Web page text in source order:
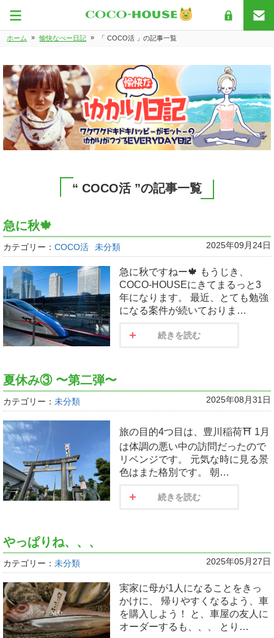
ホーム » 愉快なぺー日記 » 「 COCO活 」の記事一覧
“ COCO活 ”の記事一覧
急に秋🍁
カテゴリー： COCO活 未分類 2025年09月24日
急に秋ですねー🍁 もうじき、
COCO-HOUSEにきてまるっと3
年になります。 最近、とても勉強
になる案件が続いておりま…
続きを読む
夏休み③ 〜第二弾〜
カテゴリー： 未分類 2025年08月31日
旅の目的4つ目は、豊川稲荷⛩️ 1月
は体調の悪い中の訪問だったので
リベンジです。 元気な時に見る景
色はまた格別です。 朝…
続きを読む
やっぱりね、、、
カテゴリー： 未分類 2025年05月27日
実家に母が1人になることをきっ
かけに、 帰りやすくなるよう、車
を購入しよう！ と、車屋の友人に
オーダーするも、、、 とり…